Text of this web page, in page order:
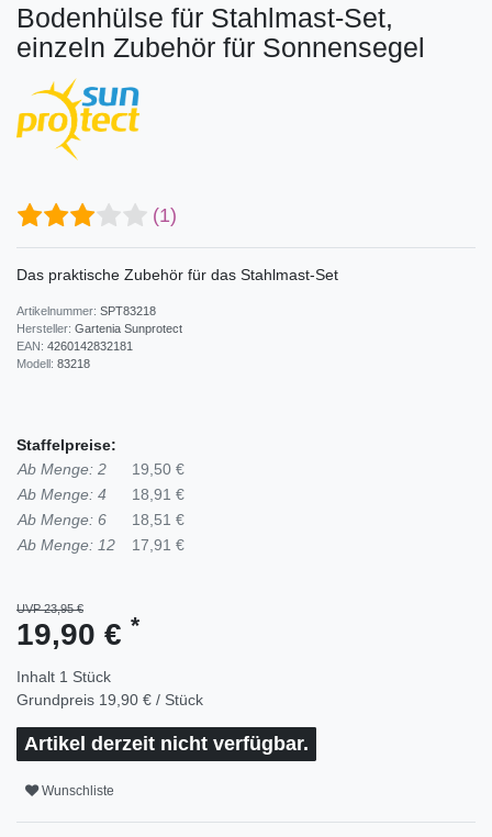
Bodenhülse für Stahlmast-Set,
einzeln Zubehör für Sonnensegel
(1)
Das praktische Zubehör für das Stahlmast-Set
Artikelnummer: SPT83218
Hersteller: Gartenia Sunprotect
EAN: 4260142832181
Modell: 83218
Staffelpreise:
Ab Menge: 2
19,50 €
Ab Menge: 4
18,91 €
Ab Menge: 6
18,51 €
Ab Menge: 12
17,91 €
UVP 23,95 €
19,90 € *
Inhalt 1 Stück
Grundpreis 19,90 € / Stück
Artikel derzeit nicht verfügbar.
Wunschliste